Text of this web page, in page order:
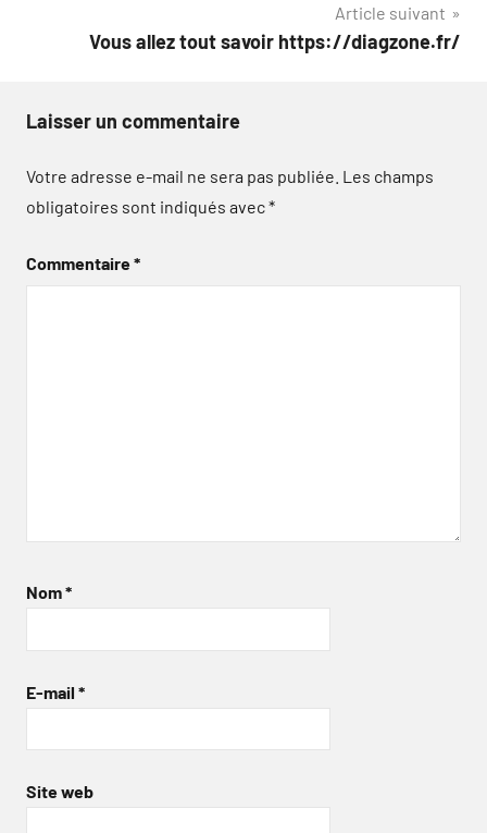
Article suivant
Vous allez tout savoir https://diagzone.fr/
Laisser un commentaire
Votre adresse e-mail ne sera pas publiée. Les champs
obligatoires sont indiqués avec*
Commentaire*
Nom*
E-mail *
Site web